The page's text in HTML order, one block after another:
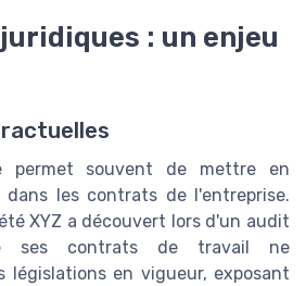
: un enjeu
permet souvent de mettre en
dans les contrats de l'entreprise.
XYZ a découvert lors d'un audit
ses contrats de travail ne
législations en vigueur, exposant